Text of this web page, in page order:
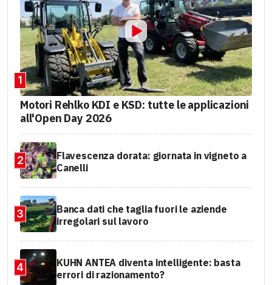
1
Motori Rehlko KDI e KSD: tutte le applicazioni
all'Open Day 2026
2
Flavescenza dorata: giornata in vigneto a
Canelli
3
Banca dati che taglia fuori le aziende
irregolari sul lavoro
4
KUHN ANTEA diventa intelligente: basta
errori di razionamento?